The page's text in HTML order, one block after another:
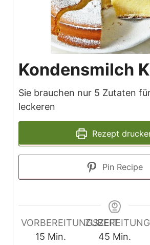
Kondensmilch
Sie brauchen nur 5 Zutaten
leckeren
Rezept
Pin Recipe
VORBEREITUNGSZEIT
15Minuten
Min.
45Minuten
Min.